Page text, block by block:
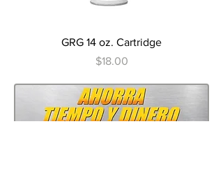
GRG 14 oz. Cartridge
Precio
$18.00